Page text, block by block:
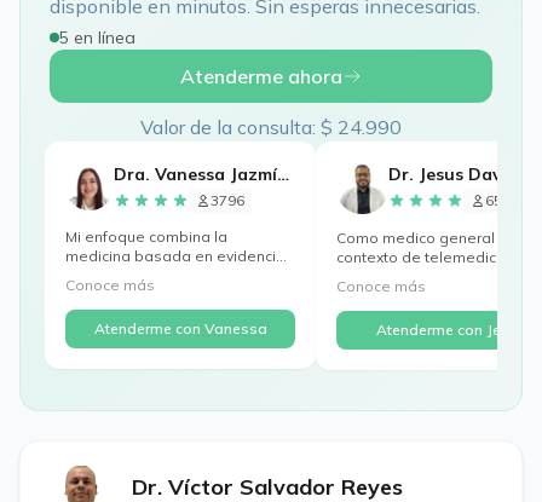
disponible en minutos. Sin esperas innecesarias.
5 en línea
Atenderme ahora
Valor de la consulta: $ 24.990
Dra. Vanessa Jazmín Yury
3796
Mi enfoque combina la
medicina basada en evidencia
con una visión centrada en...
Conoce más
Atenderme con Vanessa
658
Como medico general en el
contexto de telemedicina, mi
Conoce más
Atenderme con Jesus
Dr. Víctor Salvador Reyes